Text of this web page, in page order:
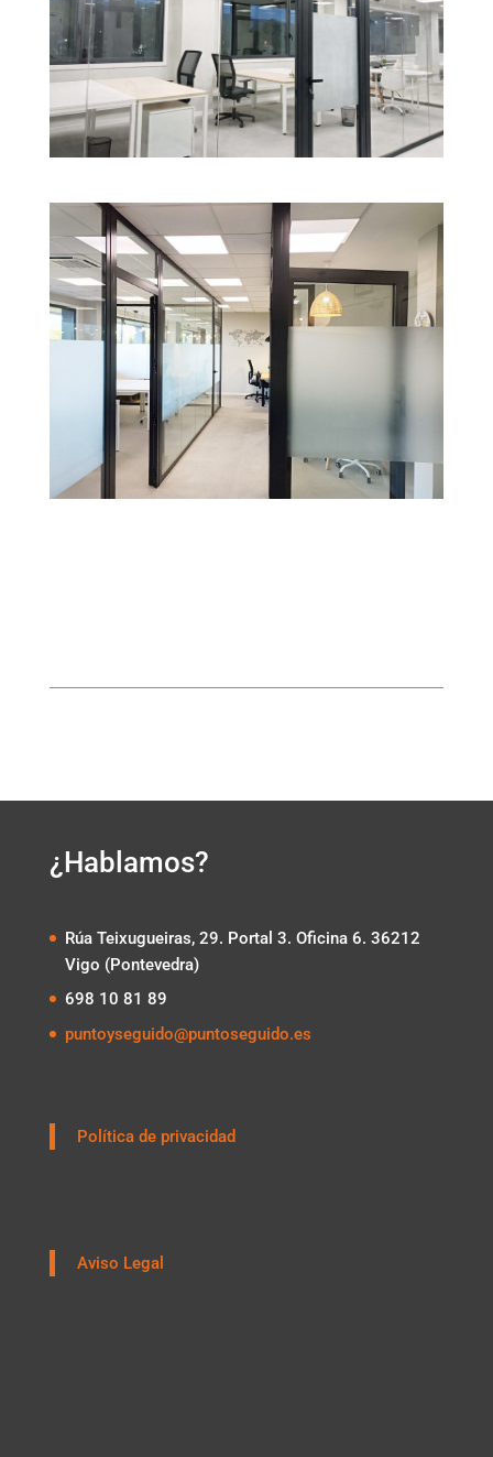
¿Hablamos?
Rúa Teixugueiras, 29. Portal 3. Oficina 6. 36212
Vigo (Pontevedra)
698 10 81 89
puntoyseguido@puntoseguido.es
Política de privacidad
Aviso Legal